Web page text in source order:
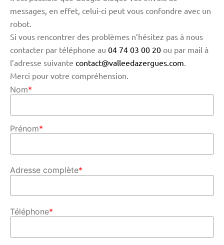
messages, en effet, celui-ci peut vous confondre avec un
robot.
Si vous rencontrer des problèmes n’hésitez pas à nous
contacter par téléphone au 04 74 03 00 20 ou par mail à
l’adresse suivante contact@valleedazergues.com.
Merci pour votre compréhension.
Nom*
Prénom*
Adresse complète*
Téléphone*